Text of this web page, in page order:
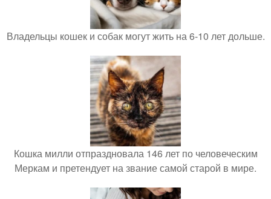
Владельцы кошек и собак могут жить на 6-10 лет дольше.
Кошка милли отпраздновала 146 лет по человеческим
Меркам и претендует на звание самой старой в мире.